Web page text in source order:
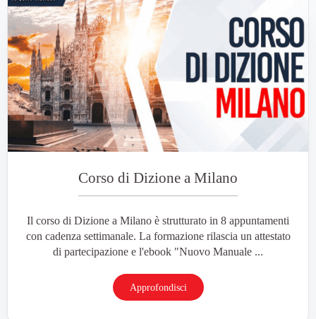
Corso di Dizione a Milano
Il corso di Dizione a Milano è strutturato in 8 appuntamenti
con cadenza settimanale. La formazione rilascia un attestato
di partecipazione e l'ebook "Nuovo Manuale ...
Approfondisci